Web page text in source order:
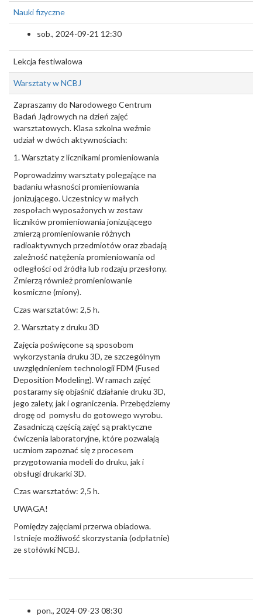
Nauki fizyczne
sob., 2024-09-21 12:30
Lekcja festiwalowa
Warsztaty w NCBJ
Zapraszamy do Narodowego Centrum
Badań Jądrowych na dzień zajęć
warsztatowych. Klasa szkolna weźmie
udział w dwóch aktywnościach:
1. Warsztaty z licznikami promieniowania
Poprowadzimy warsztaty polegające na
badaniu własności promieniowania
jonizującego. Uczestnicy w małych
zespołach wyposażonych w zestaw
liczników promieniowania jonizującego
zmierzą promieniowanie różnych
radioaktywnych przedmiotów oraz zbadają
zależność natężenia promieniowania od
odległości od źródła lub rodzaju przesłony.
Zmierzą również promieniowanie
kosmiczne (miony).
Czas warsztatów: 2,5 h.
2. Warsztaty z druku 3D
Zajęcia poświęcone są sposobom
wykorzystania druku 3D, ze szczególnym
uwzględnieniem technologii FDM (Fused
Deposition Modeling). W ramach zajęć
postaramy się objaśnić działanie druku 3D,
jego zalety, jak i ograniczenia. Przebędziemy
drogę od pomysłu do gotowego wyrobu.
Zasadniczą częścią zajęć są praktyczne
ćwiczenia laboratoryjne, które pozwalają
uczniom zapoznać się z procesem
przygotowania modeli do druku, jak i
obsługi drukarki 3D.
Czas warsztatów: 2,5 h.
UWAGA!
Pomiędzy zajęciami przerwa obiadowa.
Istnieje możliwość skorzystania (odpłatnie)
ze stołówki NCBJ.
pon., 2024-09-23 08:30